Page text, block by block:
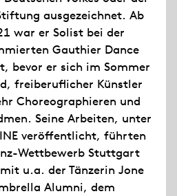
ausgezeichnet. Ab
war er Solist bei der
Gauthier Dance
bevor er sich im Sommer
freiberuflicher Künstler
Choreographieren und
Seine Arbeiten, unter
veröffentlicht, führten
Wettbewerb Stuttgart
u.a. der Tänzerin Jone
Alumni, dem